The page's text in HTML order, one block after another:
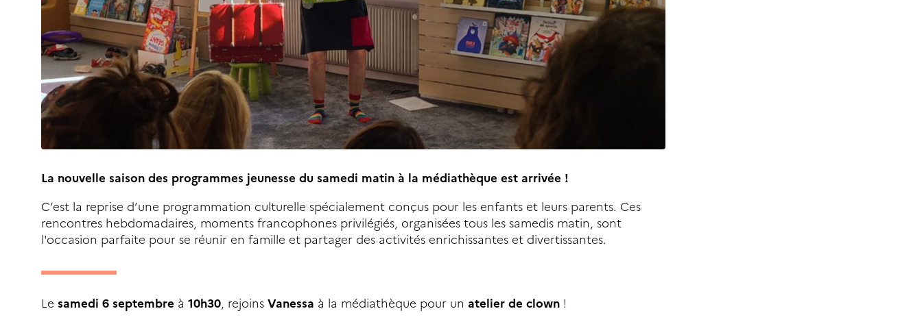
La nouvelle saison des programmes jeunesse du samedi matin à la médiathèque est arrivée !
C’est la reprise d’une programmation culturelle spécialement conçus pour les enfants et leurs parents. Ces
rencontres hebdomadaires, moments francophones privilégiés, organisées tous les samedis matin, sont
l'occasion parfaite pour se réunir en famille et partager des activités enrichissantes et divertissantes.
Le samedi 6 septembre à 10h30, rejoinsVanessa à la médiathèque pour un atelier de clown !